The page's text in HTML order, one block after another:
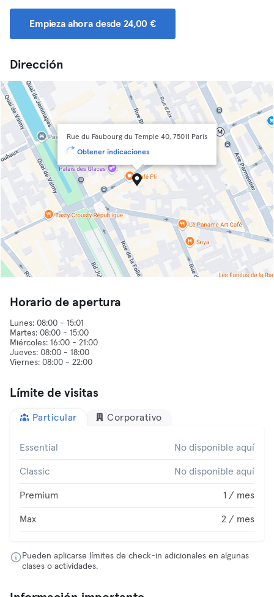
Empieza ahora desde 24,00 €
Dirección
Rue du Faubourg du Temple 40, 75011 Paris
Obtener indicaciones
Horario de apertura
Lunes: 08:00 - 15:01
Martes: 08:00 - 15:00
Miércoles: 16:00 - 21:00
Jueves: 08:00 - 18:00
Límite de visitas
Particular Corporativo
Essential No disponible aquí
Classic No disponible aquí
Premium 1 / mes
Max 2 / mes
Pueden aplicarse límites de check-in adicionales en algunas
clases o actividades.